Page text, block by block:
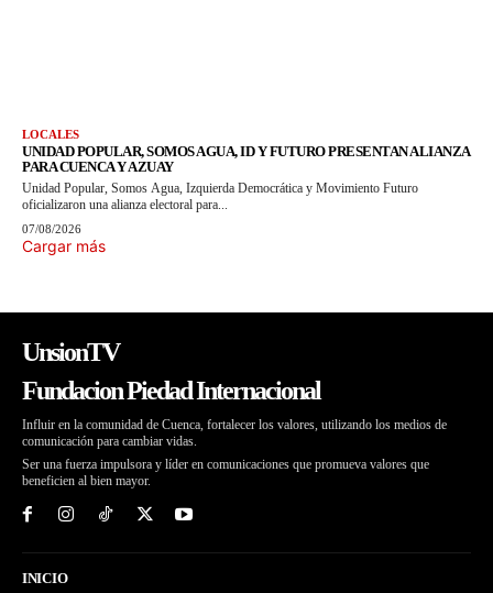
LOCALES
UNIDAD POPULAR, SOMOS AGUA, ID Y FUTURO PRESENTAN ALIANZA
PARA CUENCA Y AZUAY
Unidad Popular, Somos Agua, Izquierda Democrática y Movimiento Futuro
oficializaron una alianza electoral para...
07/08/2026
Cargar más
UnsionTV
Fundacion Piedad Internacional
Influir en la comunidad de Cuenca, fortalecer los valores, utilizando los medios de
comunicación para cambiar vidas.
Ser una fuerza impulsora y líder en comunicaciones que promueva valores que
beneficien al bien mayor.
INICIO